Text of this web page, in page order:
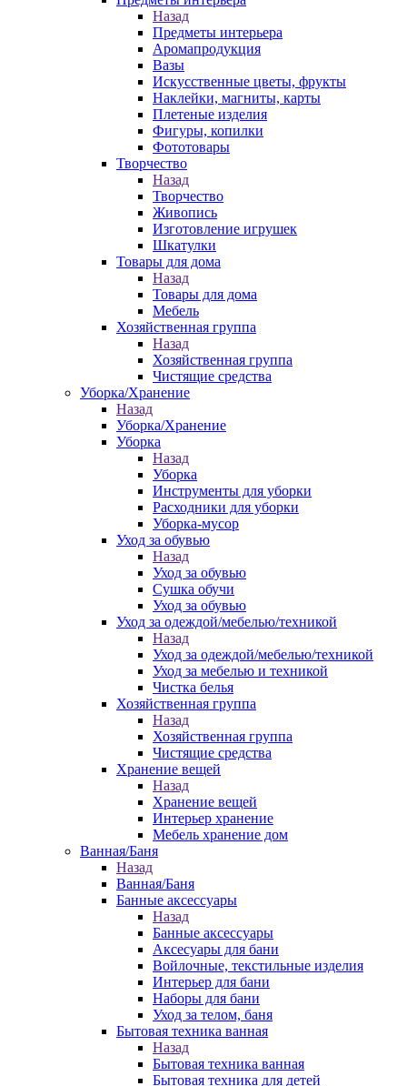
Назад
Предметы интерьера
Аромапродукция
Вазы
Искусственные цветы, фрукты
Наклейки, магниты, карты
Плетеные изделия
Фигуры, копилки
Фототовары
Творчество
Назад
Творчество
Живопись
Изготовление игрушек
Шкатулки
Товары для дома
Назад
Товары для дома
Мебель
Хозяйственная группа
Назад
Хозяйственная группа
Чистящие средства
Уборка/Хранение
Назад
Уборка/Хранение
Уборка
Назад
Уборка
Инструменты для уборки
Расходники для уборки
Уборка-мусор
Уход за обувью
Назад
Уход за обувью
Сушка обучи
Уход за обувью
Уход за одеждой/мебелью/техникой
Назад
Уход за одеждой/мебелью/техникой
Уход за мебелью и техникой
Чистка белья
Хозяйственная группа
Назад
Хозяйственная группа
Чистящие средства
Хранение вещей
Назад
Хранение вещей
Интерьер хранение
Мебель хранение дом
Ванная/Баня
Назад
Ванная/Баня
Банные аксессуары
Назад
Банные аксессуары
Аксесуары для бани
Войлочные, текстильные изделия
Интерьер для бани
Наборы для бани
Уход за телом, баня
Бытовая техника ванная
Назад
Бытовая техника ванная
Бытовая техника для детей